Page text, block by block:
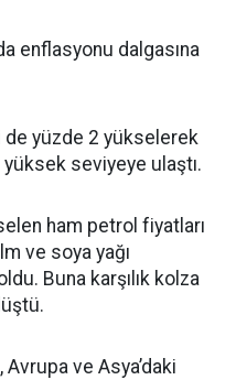
enflasyonu dalgasına
de yüzde 2 yükselerek
yüksek seviyeye ulaştı.
ham petrol fiyatları
ve soya yağı
Buna karşılık kolza
ve Asya’daki